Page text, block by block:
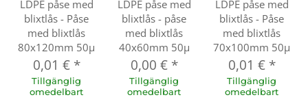
LDPE påse med
blixtlås - Påse
med blixtlås
80x120mm 50µ
0,01 € *
Tillgänglig
omedelbart
LDPE påse med
blixtlås - påse
med blixtlås
40x60mm 50µ
0,00 € *
Tillgänglig
omedelbart
LDPE påse med
blixtlås - Påse
med blixtlås
70x100mm 50µ
0,01 € *
Tillgänglig
omedelbart